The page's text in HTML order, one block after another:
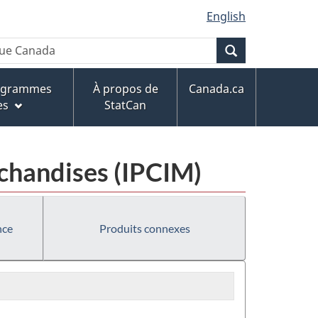
English
À propos de
StatCan
Canada.ca
(IPCIM)
Produits connexes